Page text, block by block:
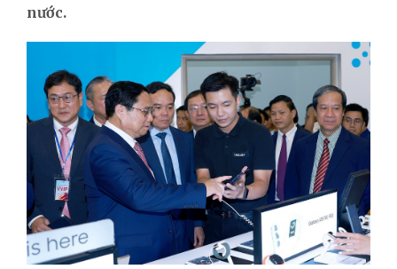
nước.